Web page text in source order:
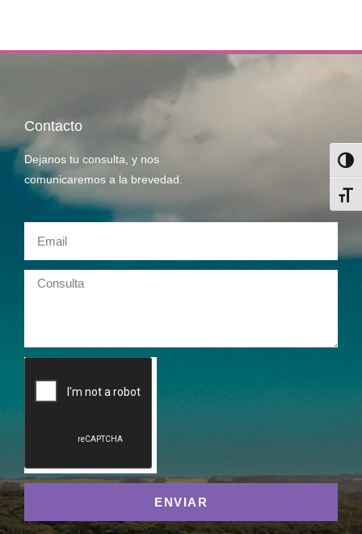
Contacto
Dejanos tu consulta, y nos
comunicaremos a la brevedad.
ENVIAR